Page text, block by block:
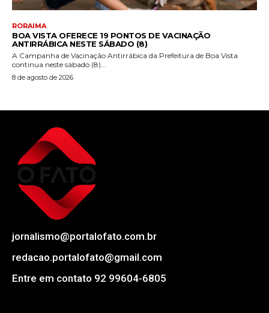
RORAIMA
BOA VISTA OFERECE 19 PONTOS DE VACINAÇÃO
ANTIRRÁBICA NESTE SÁBADO (8)
A Campanha de Vacinação Antirrábica da Prefeitura de Boa Vista
continua neste sábado (8)...
8 de agosto de 2026
jornalismo@portalofato.com.br
redacao.portalofato@gmail.com
Entre em contato 92 99604-6805